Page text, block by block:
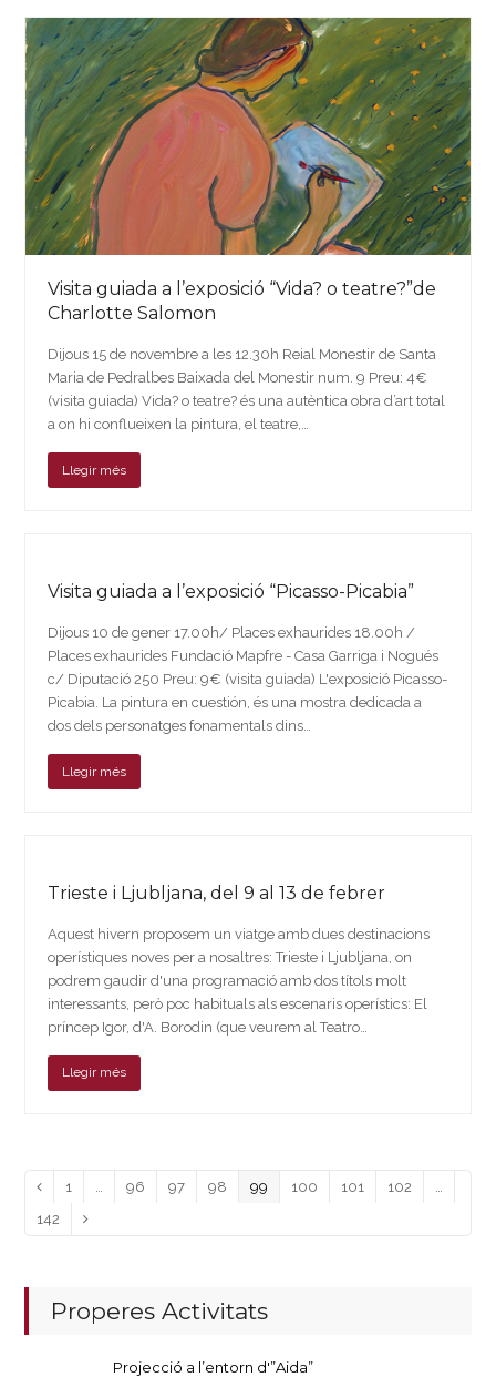
Visita guiada a l’exposició “Vida? o teatre?”de
Charlotte Salomon
Dijous 15 de novembre a les 12.30h Reial Monestir de Santa
Maria de Pedralbes Baixada del Monestir num. 9 Preu: 4€
(visita guiada) Vida? o teatre? és una autèntica obra d’art total
a on hi conflueixen la pintura, el teatre,…
Llegir més
Visita guiada a l’exposició “Picasso-Picabia”
Dijous 10 de gener 17.00h/ Places exhaurides 18.00h /
Places exhaurides Fundació Mapfre - Casa Garriga i Nogués
c/ Diputació 250 Preu: 9€ (visita guiada) L'exposició Picasso-
Picabia. La pintura en cuestión, és una mostra dedicada a
dos dels personatges fonamentals dins…
Llegir més
Trieste i Ljubljana, del 9 al 13 de febrer
Aquest hivern proposem un viatge amb dues destinacions
operístiques noves per a nosaltres: Trieste i Ljubljana, on
podrem gaudir d'una programació amb dos títols molt
interessants, però poc habituals als escenaris operístics: El
príncep Igor, d'A. Borodin (que veurem al Teatro…
Llegir més
Previous
Page
1 Page
96 Page
97 Page
98 Page
99 Page
100 Page
101 Page
102
Page
142 Next
Properes Activitats
Projecció a l’entorn d'”Aida”